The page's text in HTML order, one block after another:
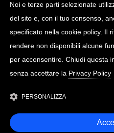
Noi e terze parti selezionate
del sito e, con il tuo consenso,
specificato nella cookie policy. Il
rendere non disponibili alcune
per acconsentire. Chiudi questa
senza accettare la Privacy Policy
PERSONALIZZA